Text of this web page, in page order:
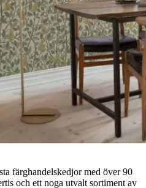
färghandelskedjor med över 90
och ett noga utvalt sortiment av